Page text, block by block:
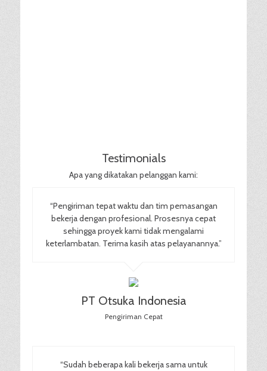
Testimonials
Apa yang dikatakan pelanggan kami:
“Pengiriman tepat waktu dan tim pemasangan
bekerja dengan profesional. Prosesnya cepat
sehingga proyek kami tidak mengalami
keterlambatan. Terima kasih atas pelayanannya.”
PT Otsuka Indonesia
Pengiriman Cepat
“Sudah beberapa kali bekerja sama untuk